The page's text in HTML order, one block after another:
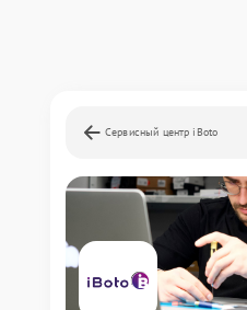
Сервисный центр iBoto